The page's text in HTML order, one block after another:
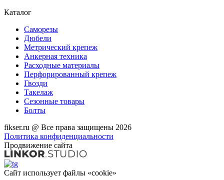
Каталог
Саморезы
Дюбели
Метрический крепеж
Анкерная техника
Расходные материалы
Перфорированный крепеж
Гвозди
Такелаж
Сезонные товары
Болты
fikser.ru @ Все права защищены 2026
Политика конфиденциальности
Продвижение сайта
Сайт использует файлы «cookie»